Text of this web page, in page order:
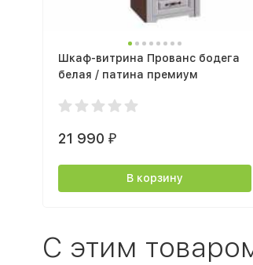
Шкаф-витрина Прованс бодега
белая / патина премиум
21 990 ₽
В корзину
C этим